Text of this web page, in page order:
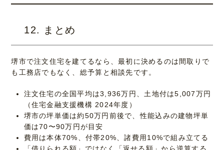
12. まとめ
堺市で注文住宅を建てるなら、最初に決めるのは間取りで
も工務店でもなく、総予算と相談先です。
注文住宅の全国平均は3,936万円、土地付は5,007万円
（住宅金融支援機構 2024年度）
堺市の坪単価は約50万円前後で、性能込みの建物坪単
価は70〜90万円が目安
費用は本体70%、付帯20%、諸費用10%で組み立てる
「借りられる額」ではなく「返せる額」から逆算する